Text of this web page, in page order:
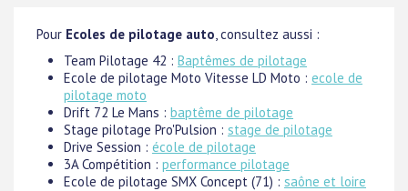
Pour Ecoles de pilotage auto , consultez aussi :
Team Pilotage 42 : Baptêmes de pilotage
Ecole de pilotage Moto Vitesse LD Moto : ecole de
pilotage moto
Drift 72 Le Mans : baptême de pilotage
Stage pilotage Pro'Pulsion : stage de pilotage
Drive Session : école de pilotage
3A Compétition : performance pilotage
Ecole de pilotage SMX Concept (71) : saône et loire